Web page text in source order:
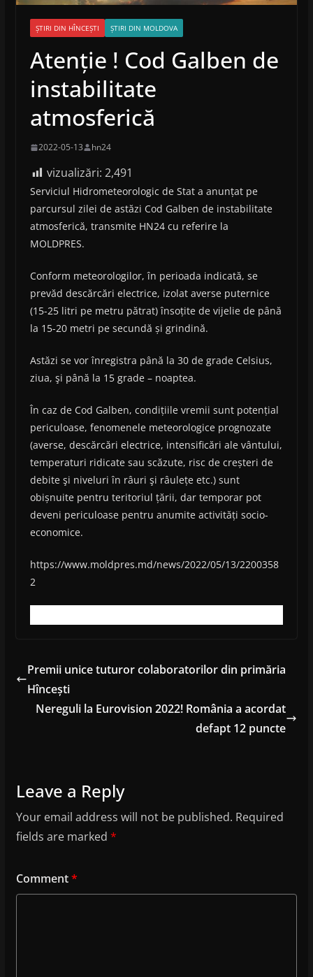
ȘTIRI DIN HÎNCEȘTI ȘTIRI DIN MOLDOVA
Atenție ! Cod Galben de
instabilitate
atmosferică
2022-05-13 hn24
vizualizări: 2,491
Serviciul Hidrometeorologic de Stat a anunțat pe
parcursul zilei de astăzi Cod Galben de instabilitate
atmosferică, transmite HN24 cu referire la
MOLDPRES.
Conform meteorologilor, în perioada indicată, se
prevăd descărcări electrice, izolat averse puternice
(15-25 litri pe metru pătrat) însoțite de vijelie de până
la 15-20 metri pe secundă și grindină.
Astăzi se vor înregistra până la 30 de grade Celsius,
ziua, şi până la 15 grade – noaptea.
În caz de Cod Galben, condițiile vremii sunt potențial
periculoase, fenomenele meteorologice prognozate
(averse, descărcări electrice, intensificări ale vântului,
temperaturi ridicate sau scăzute, risc de creșteri de
debite şi niveluri în râuri şi râulețe etc.) sunt
obișnuite pentru teritoriul țării, dar temporar pot
deveni periculoase pentru anumite activități socio-
economice.
https://www.moldpres.md/news/2022/05/13/2200358
2
Premii unice tuturor colaboratorilor din primăria
Hîncești
Nereguli la Eurovision 2022! România a acordat
defapt 12 puncte
Leave a Reply
Your email address will not be published. Required
fields are marked *
Comment*